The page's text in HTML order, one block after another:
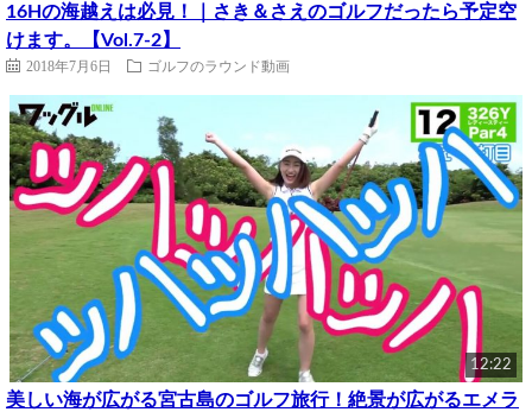
16Hの海越えは必見！｜さき＆さえのゴルフだったら予定空
けます。【Vol.7-2】
2018年7月6日 ゴルフのラウンド動画
12:22
美しい海が広がる宮古島のゴルフ旅行！絶景が広がるエメラ